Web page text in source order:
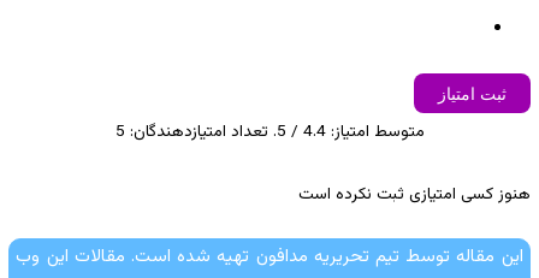
ثبت امتیاز
متوسط امتیاز:4.4 / 5. تعداد امتیازدهندگان: 5
هنوز کسی امتیازی ثبت نکرده است
این مقاله توسط تیم تحریریه مدافون تهیه شده است. مقالات این وب